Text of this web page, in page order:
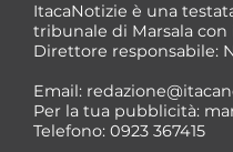
*
ItacaNotizie è una
tribunale di Marsala con
Direttore responsabile:
Email:
Per la tua pubblicità:
Telefono: 0923 367415